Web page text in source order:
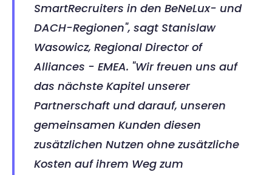
SmartRecruiters in den BeNeLux- und
DACH-Regionen", sagt Stanislaw
Wasowicz, Regional Director of
Alliances - EMEA. "Wir freuen uns auf
das nächste Kapitel unserer
Partnerschaft und darauf, unseren
gemeinsamen Kunden diesen
zusätzlichen Nutzen ohne zusätzliche
Kosten auf ihrem Weg zum